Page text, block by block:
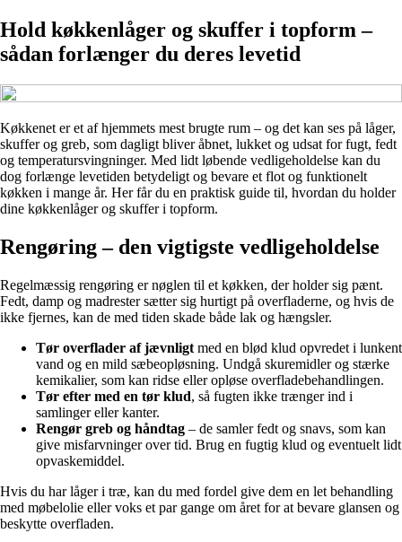
Hold køkkenlåger og skuffer i topform –
sådan forlænger du deres levetid
Køkkenet er et af hjemmets mest brugte rum – og det kan ses på låger,
skuffer og greb, som dagligt bliver åbnet, lukket og udsat for fugt, fedt
og temperatursvingninger. Med lidt løbende vedligeholdelse kan du
dog forlænge levetiden betydeligt og bevare et flot og funktionelt
køkken i mange år. Her får du en praktisk guide til, hvordan du holder
dine køkkenlåger og skuffer i topform.
Rengøring – den vigtigste vedligeholdelse
Regelmæssig rengøring er nøglen til et køkken, der holder sig pænt.
Fedt, damp og madrester sætter sig hurtigt på overfladerne, og hvis de
ikke fjernes, kan de med tiden skade både lak og hængsler.
Tør overflader af jævnligt med en blød klud opvredet i lunkent
vand og en mild sæbeopløsning. Undgå skuremidler og stærke
kemikalier, som kan ridse eller opløse overfladebehandlingen.
Tør efter med en tør klud, så fugten ikke trænger ind i
samlinger eller kanter.
Rengør greb og håndtag – de samler fedt og snavs, som kan
give misfarvninger over tid. Brug en fugtig klud og eventuelt lidt
opvaskemiddel.
Hvis du har låger i træ, kan du med fordel give dem en let behandling
med møbelolie eller voks et par gange om året for at bevare glansen og
beskytte overfladen.